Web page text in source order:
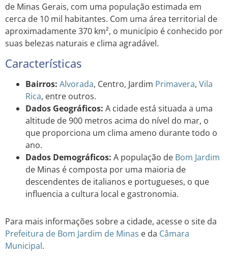
de Minas Gerais, com uma população estimada em
cerca de 10 mil habitantes. Com uma área territorial de
aproximadamente 370 km², o município é conhecido por
suas belezas naturais e clima agradável.
Características
Bairros: Alvorada, Centro, Jardim Primavera, Vila
Rica, entre outros.
Dados Geográficos: A cidade está situada a uma
altitude de 900 metros acima do nível do mar, o
que proporciona um clima ameno durante todo o
ano.
Dados Demográficos: A população de Bom Jardim
de Minas é composta por uma maioria de
descendentes de italianos e portugueses, o que
influencia a cultura local e gastronomia.
Para mais informações sobre a cidade, acesse o site da
Prefeitura de Bom Jardim de Minas e da Câmara
Municipal.